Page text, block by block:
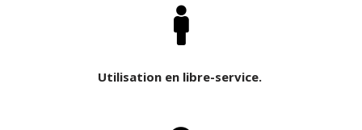
Utilisation en libre-service.